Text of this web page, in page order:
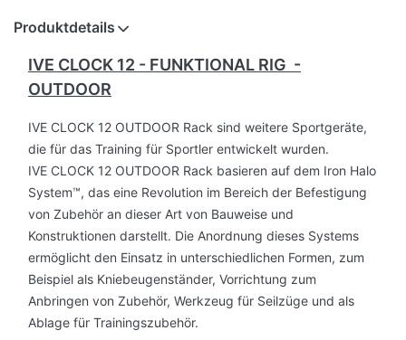
Produktdetails
IVE CLOCK 12 - FUNKTIONAL RIG -
OUTDOOR
IVE CLOCK 12 OUTDOOR Rack sind weitere Sportgeräte,
die für das Training für Sportler entwickelt wurden.
IVE CLOCK 12 OUTDOOR Rack basieren auf dem Iron Halo
System™, das eine Revolution im Bereich der Befestigung
von Zubehör an dieser Art von Bauweise und
Konstruktionen darstellt. Die Anordnung dieses Systems
ermöglicht den Einsatz in unterschiedlichen Formen, zum
Beispiel als Kniebeugenständer, Vorrichtung zum
Anbringen von Zubehör, Werkzeug für Seilzüge und als
Ablage für Trainingszubehör.